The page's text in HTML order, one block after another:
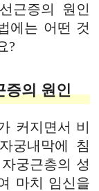
근증의 원인
에는 어떤 것
?
증의 원인
커지면서 비
궁내막에 침
궁근층의 성
마치 임신을